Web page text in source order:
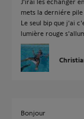
mets la derniére pile
Le seul bip que j'ai
lumière rouge
Bonjour